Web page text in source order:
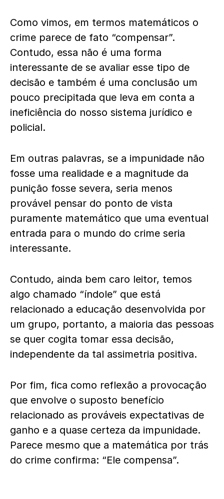
Como vimos, em termos matemáticos o
crime parece de fato “compensar”.
Contudo, essa não é uma forma
interessante de se avaliar esse tipo de
decisão e também é uma conclusão um
pouco precipitada que leva em conta a
ineficiência do nosso sistema jurídico e
policial.
Em outras palavras, se a impunidade não
fosse uma realidade e a magnitude da
punição fosse severa, seria menos
provável pensar do ponto de vista
puramente matemático que uma eventual
entrada para o mundo do crime seria
interessante.
Contudo, ainda bem caro leitor, temos
algo chamado “índole” que está
relacionado a educação desenvolvida por
um grupo, portanto, a maioria das pessoas
se quer cogita tomar essa decisão,
independente da tal assimetria positiva.
Por fim, fica como reflexão a provocação
que envolve o suposto benefício
relacionado as prováveis expectativas de
ganho e a quase certeza da impunidade.
Parece mesmo que a matemática por trás
do crime confirma: “Ele compensa”.